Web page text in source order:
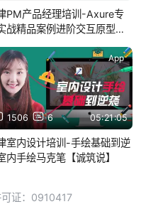
PM产品经理培训-Axure专
战精品案例进阶交互原型图
1506 6 05:21:05
App
室内设计培训-手绘基础到逆
内手绘马克笔【诚筑说】
证：0910417